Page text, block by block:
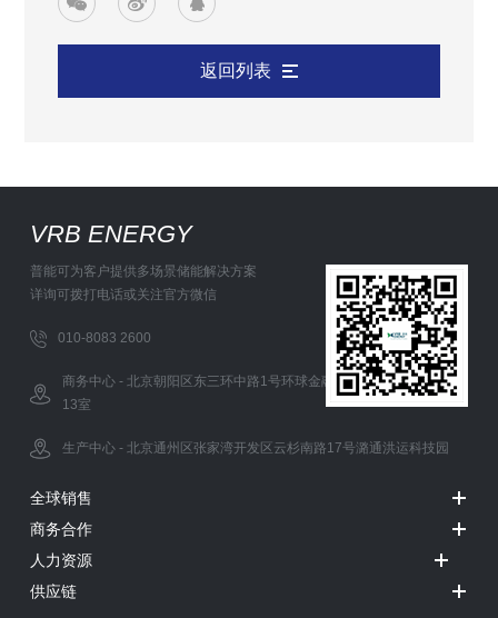
返回列表
VRB ENERGY
普能可为客户提供多场景储能解决方案
详询可拨打电话或关注官方微信
010-8083 2600
商务中心 - 北京朝阳区东三环中路1号环球金融中心办公西塔5层12-
13室
生产中心 - 北京通州区张家湾开发区云杉南路17号潞通洪运科技园
全球销售
商务合作
人力资源
供应链